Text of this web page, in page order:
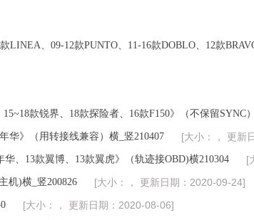
LINEA、09-12款PUNTO、11-16款DOBLO、12款
款锐界、18款探险者、16款F150》（不保留SYNC
华》（用转接线兼容）横_竖210407 [大小：， 更新
、13款翼博、13款翼虎》（轨迹接OBD)横210304 [
机)横_竖200826 [大小：， 更新日期：2020-09-24]
[大小：， 更新日期：2020-08-06]